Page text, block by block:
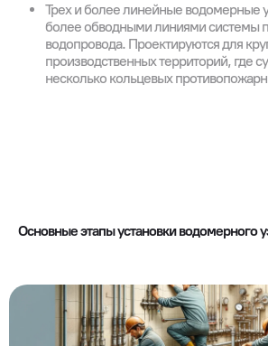
Трех и более линейные водомерные
более обводными линиями системы
водопровода. Проектируются для
производственных территорий, где
несколько кольцевых
Основные этапы установки водомерного